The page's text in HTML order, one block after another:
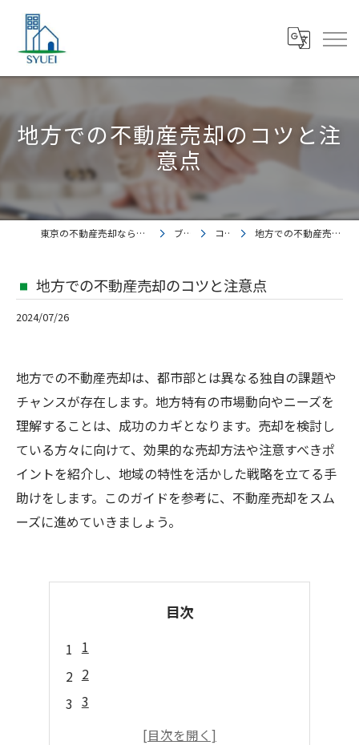
地方での不動産売却のコツと注
意点
東京の不動産売却なら株式会社集英都市開発 ブログ コラム 地方での不動産売却のコツと注意点
地方での不動産売却のコツと注意点
2024/07/26
地方での不動産売却は、都市部とは異なる独自の課題や
チャンスが存在します。地方特有の市場動向やニーズを
理解することは、成功のカギとなります。売却を検討し
ている方々に向けて、効果的な売却方法や注意すべきポ
イントを紹介し、地域の特性を活かした戦略を立てる手
助けをします。このガイドを参考に、不動産売却をスム
ーズに進めていきましょう。
目次
1
2
3